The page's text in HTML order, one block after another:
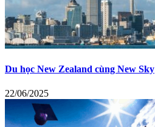
Du học New Zealand cùng New Sky
22/06/2025